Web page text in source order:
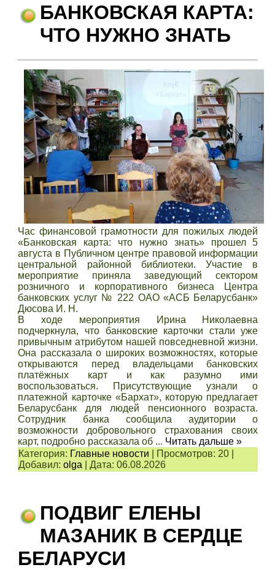
БАНКОВСКАЯ КАРТА:
ЧТО НУЖНО ЗНАТЬ
Час финансовой грамотности для пожилых людей
«Банковская карта: что нужно знать» прошел 5
августа в Публичном центре правовой информации
центральной районной библиотеки. Участие в
мероприятие приняла заведующий сектором
розничного и корпоративного бизнеса Центра
банковских услуг № 222 ОАО «АСБ Беларусбанк»
Дюсова И. Н.
В ходе мероприятия Ирина Николаевна
подчеркнула, что банковские карточки стали уже
привычным атрибутом нашей повседневной жизни.
Она рассказала о широких возможностях, которые
открываются перед владельцами банковских
платёжных карт и как разумно ими
воспользоваться. Присутствующие узнали о
платежной карточке «Бархат», которую предлагает
Беларусбанк для людей пенсионного возраста.
Сотрудник банка сообщила аудитории о
возможности добровольного страхования своих
карт, подробно рассказала об ... Читать дальше »
Категория: Главные новости Просмотров: 20
Добавил: olga |Дата: 06.08.2026
ПОДВИГ ЕЛЕНЫ
МАЗАНИК В СЕРДЦЕ
БЕЛАРУСИ